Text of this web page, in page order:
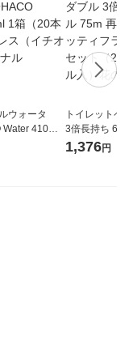
ウォータ
Water 410ml
ベルレス
トイレットペ
3倍長持ち 6ロール
紙配合 スコッ
1,376円